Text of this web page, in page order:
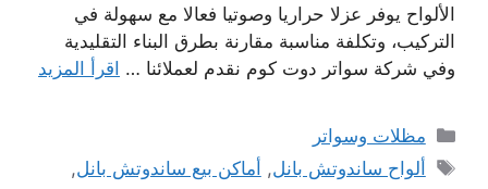
الألواح يوفر عزلا حراريا وصوتيا فعالا مع سهولة في
التركيب، وتكلفة مناسبة مقارنة بطرق البناء التقليدية
وفي شركة سواتر دوت كوم نقدم لعملائنا … اقرأ المزيد
التصنيفات
مظلات وسواتر
الوسوم
ألواح ساندوتش بانل, أماكن بيع ساندوتش بانل,